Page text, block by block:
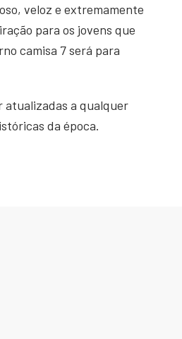
veloz e extremamente
para os jovens que
camisa 7 será para
atualizadas a qualquer
da época.